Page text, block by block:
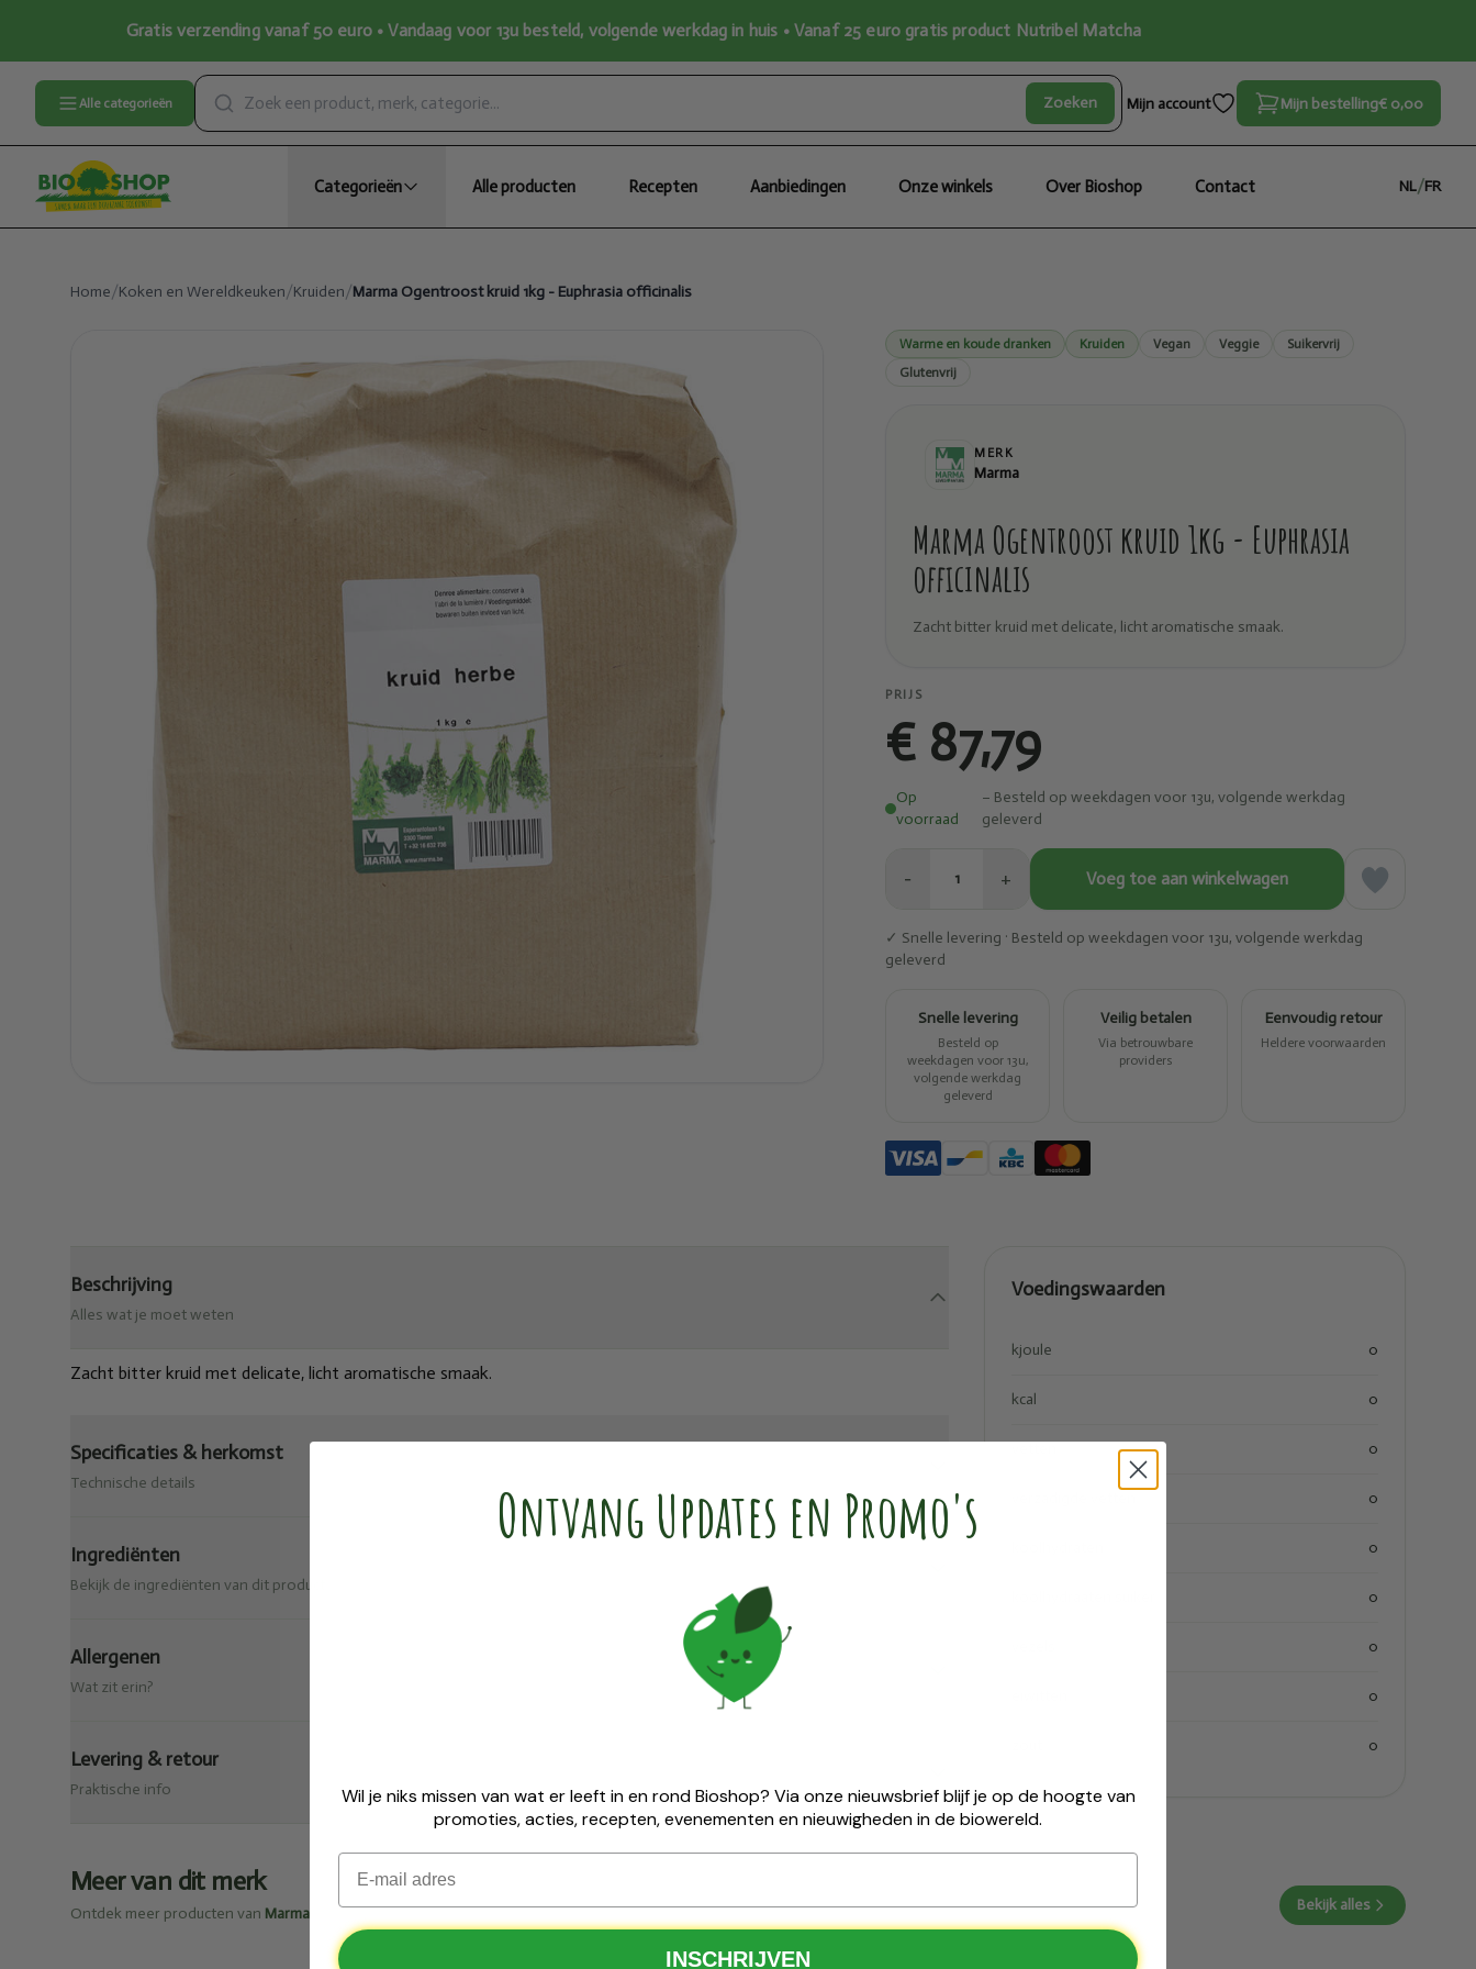
Gratis verzending vanaf 50 euro • Vandaag voor 13u besteld, volgende werkdag in huis • Vanaf 25 euro gratis product Nutribel Matcha
Alle categorieën Zoeken Mijn account Mijn bestelling€ 0,00
Categorieën Alle producten Recepten Aanbiedingen Onze winkels Over Bioshop Contact NL/FR
Home/Koken en Wereldkeuken/Kruiden/Marma Ogentroost kruid 1kg - Euphrasia officinalis
Warme en koude dranken Kruiden Vegan Veggie
Suikervrij
Glutenvrij
MERK
Marma
Marma Ogentroost kruid 1kg - Euphrasia
officinalis
Zacht bitter kruid met delicate, licht aromatische smaak.
PRIJS
€ 87,79
Op
voorraad
– Besteld op weekdagen voor 13u, volgende werkdag
geleverd
− 1 + Voeg toe aan winkelwagen
✓ Snelle levering · Besteld op weekdagen voor 13u, volgende werkdag
geleverd
Snelle levering
Besteld op
weekdagen voor 13u,
volgende werkdag
geleverd
Veilig betalen
Via betrouwbare
providers
Eenvoudig retour
Heldere voorwaarden
Beschrijving
Alles wat je moet weten
Zacht bitter kruid met delicate, licht aromatische smaak.
Specificaties & herkomst
Technische details
Ingrediënten
Bekijk de ingrediënten van dit product.
Allergenen
Wat zit erin?
Levering & retour
Praktische info
Voedingswaarden
kjoule 0
kcal 0
0
0
0
0
0
0
0
Meer van dit merk
Ontdek meer producten van Marma Bekijk alles
Ontvang Updates en Promo's
Wil je niks missen van wat er leeft in en rond Bioshop? Via onze nieuwsbrief blijf je op de hoogte van
promoties, acties, recepten, evenementen en nieuwigheden in de biowereld.
Email
INSCHRIJVEN
Bij een bestelling vanaf € 25 ontvang je gratis ceremoniële matcha van
✅100 % biologisch